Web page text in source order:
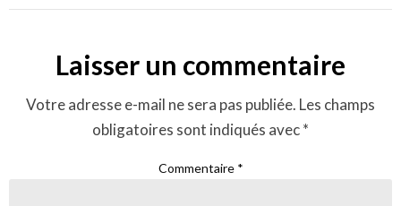
Laisser un commentaire
Votre adresse e-mail ne sera pas publiée. Les champs
obligatoires sont indiqués avec*
Commentaire *